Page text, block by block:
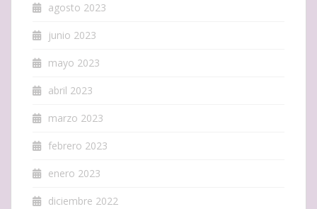
agosto 2023
junio 2023
mayo 2023
abril 2023
marzo 2023
febrero 2023
enero 2023
diciembre 2022